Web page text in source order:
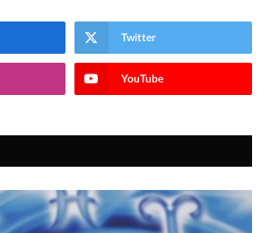
Twitter
YouTube